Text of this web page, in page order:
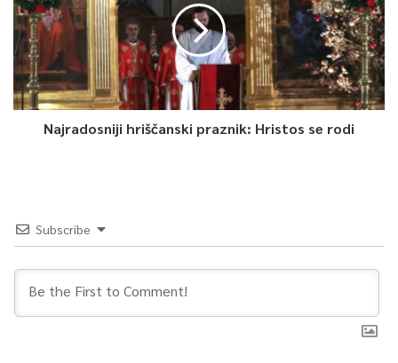
0
Article Rating
Najradosniji hriščanski praznik: Hristos se rodi
Subscribe